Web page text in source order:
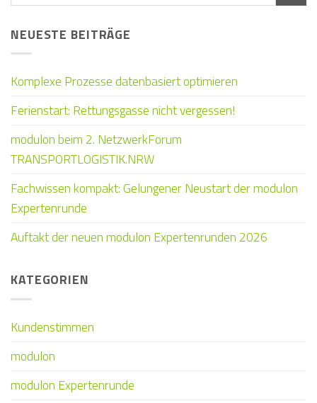
NEUESTE BEITRÄGE
Komplexe Prozesse datenbasiert optimieren
Ferienstart: Rettungsgasse nicht vergessen!
modulon beim 2. NetzwerkForum
TRANSPORTLOGISTIK.NRW
Fachwissen kompakt: Gelungener Neustart der modulon
Expertenrunde
Auftakt der neuen modulon Expertenrunden 2026
KATEGORIEN
Kundenstimmen
modulon
modulon Expertenrunde